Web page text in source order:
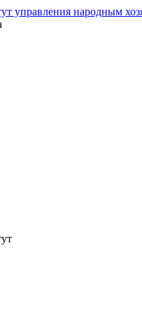
управления народным